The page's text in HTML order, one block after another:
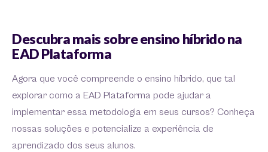
Descubra mais sobre ensino híbrido na
EAD Plataforma
Agora que você compreende o ensino híbrido, que tal
explorar como a EAD Plataforma pode ajudar a
implementar essa metodologia em seus cursos? Conheça
nossas soluções e potencialize a experiência de
aprendizado dos seus alunos.